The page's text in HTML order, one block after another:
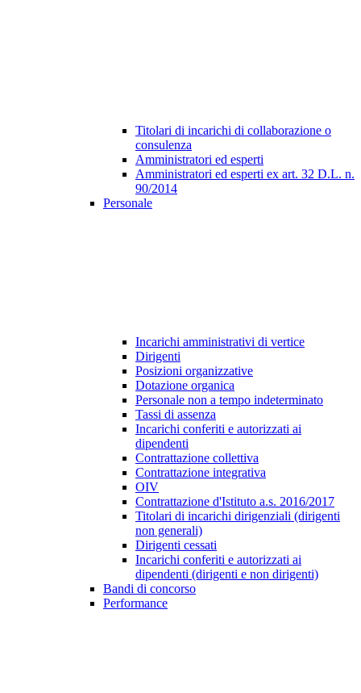
Titolari di incarichi di collaborazione o
consulenza
Amministratori ed esperti
Amministratori ed esperti ex art. 32 D.L. n.
90/2014
Personale
Incarichi amministrativi di vertice
Dirigenti
Posizioni organizzative
Dotazione organica
Personale non a tempo indeterminato
Tassi di assenza
Incarichi conferiti e autorizzati ai
dipendenti
Contrattazione collettiva
Contrattazione integrativa
OIV
Contrattazione d'Istituto a.s. 2016/2017
Titolari di incarichi dirigenziali (dirigenti
non generali)
Dirigenti cessati
Incarichi conferiti e autorizzati ai
dipendenti (dirigenti e non dirigenti)
Bandi di concorso
Performance